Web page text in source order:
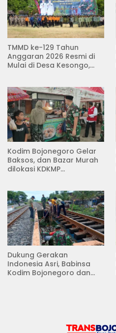
TMMD ke-129 Tahun
Anggaran 2026 Resmi di
Mulai di Desa Kesongo,
Kodim Bojonegoro Gelar
Baksos, dan Bazar Murah
dilokasi KDKMP
Dukung Gerakan
Indonesia Asri, Babinsa
Kodim Bojonegoro dan